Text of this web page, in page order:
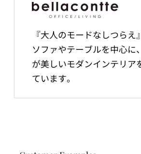
『大人のモードなしつらえ
ソファやテーブルを中心に
が美しいモダンインテリア
ています。